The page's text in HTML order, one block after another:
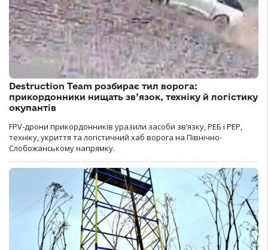
Destruction Team розбирає тил ворога:
прикордонники нищать зв’язок, техніку й логістику
окупантів
FPV-дрони прикордонників уразили засоби зв’язку, РЕБ і РЕР,
техніку, укриття та логістичний хаб ворога на Північно-
Слобожанському напрямку.